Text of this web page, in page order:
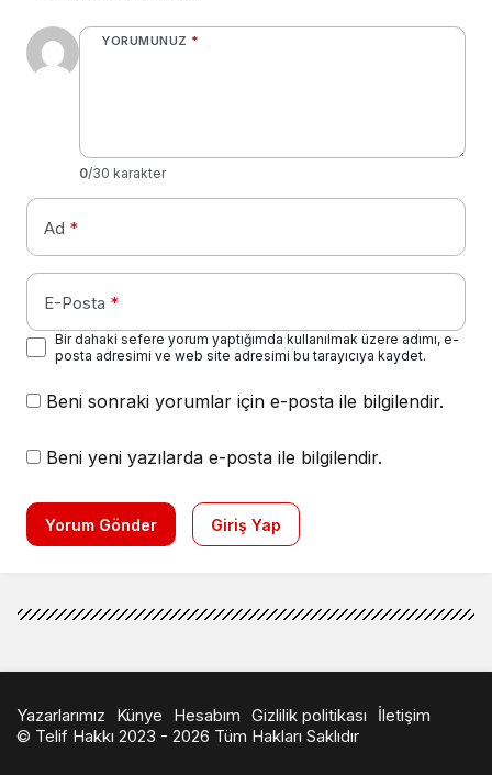
YORUMUNUZ *
0/30 karakter
Ad *
E-Posta *
Bir dahaki sefere yorum yaptığımda kullanılmak üzere adımı, e-
posta adresimi ve web site adresimi bu tarayıcıya kaydet.
Beni sonraki yorumlar için e-posta ile bilgilendir.
Beni yeni yazılarda e-posta ile bilgilendir.
Yorum Gönder Giriş Yap
Yazarlarımız Künye Hesabım Gizlilik politikası
İletişim
© Telif Hakkı 2023 - 2026 Tüm Hakları Saklıdır